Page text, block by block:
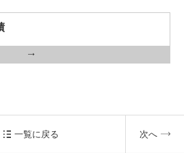
一覧に戻る 次へ